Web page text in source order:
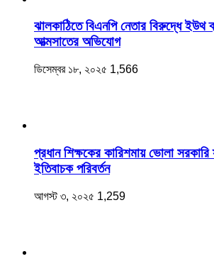
ঝালকাঠিতে বিএনপি নেতার বিরুদ্ধে ইউথ
আত্মসাতের অভিযোগ
ডিসেম্বর ১৮, ২০২৫ 1,566
প্রধান শিক্ষকের কারিশমায় ভোলা সরকারি
ইতিবাচক পরিবর্তন
আগস্ট ৩, ২০২৫ 1,259